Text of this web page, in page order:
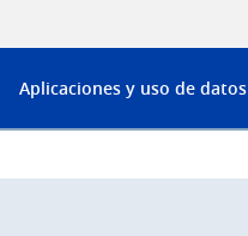
Aplicaciones y uso de datos